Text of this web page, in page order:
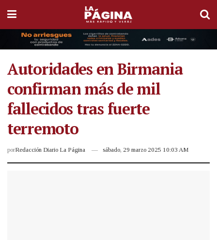
Autoridades en Birmania
confirman más de mil
fallecidos tras fuerte
terremoto
porRedacción Diario La Página sábado, 29 marzo 2025 10:03 AM